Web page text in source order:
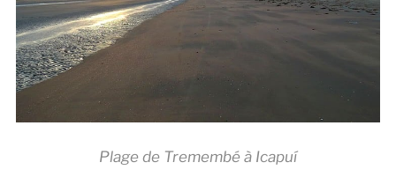
Plage de Tremembé à Icapuí